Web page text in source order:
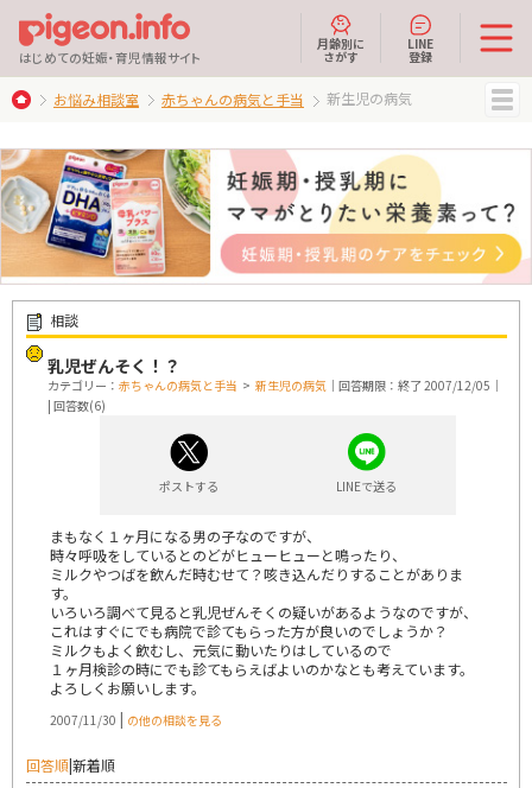
はじめての妊娠・育児情報サイト
月齢別に
さがす
LINE
登録
お悩み相談室 赤ちゃんの病気と手当 新生児の病気
相談
乳児ぜんそく！？
カテゴリー： 赤ちゃんの病気と手当 > 新生児の病気 ｜回答期限：終了 2007/12/05｜
| 回答数(6)
ポストする LINEで送る
まもなく１ヶ月になる男の子なのですが、
時々呼吸をしているとのどがヒューヒューと鳴ったり、
ミルクやつばを飲んだ時むせて？咳き込んだりすることがありま
す。
いろいろ調べて見ると乳児ぜんそくの疑いがあるようなのですが、
これはすぐにでも病院で診てもらった方が良いのでしょうか？
ミルクもよく飲むし、元気に動いたりはしているので
１ヶ月検診の時にでも診てもらえばよいのかなとも考えています。
よろしくお願いします。
2007/11/30 | の他の相談を見る
回答順|新着順